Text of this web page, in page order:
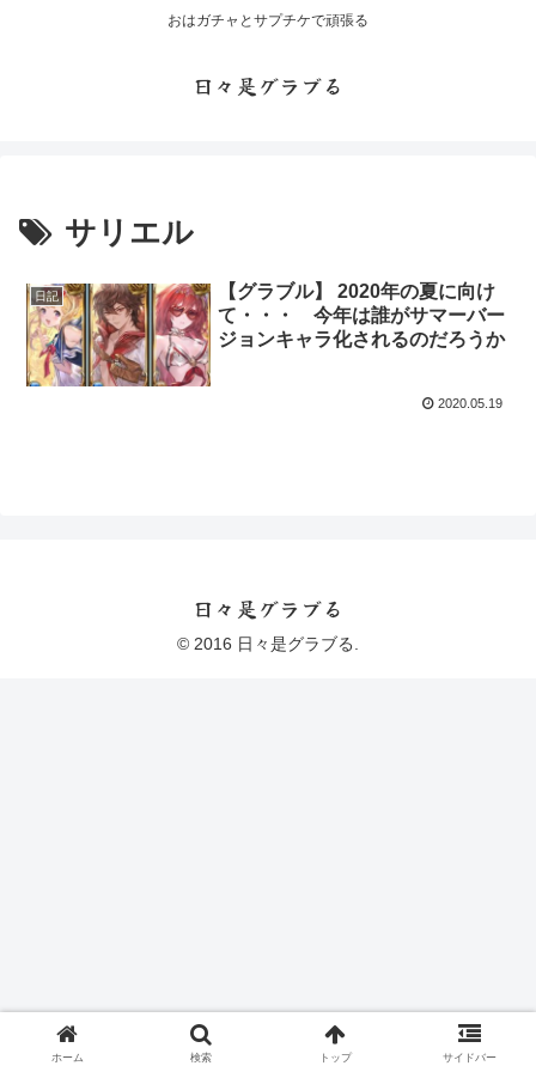
おはガチャとサプチケで頑張る
日々是グラブる
サリエル
日記
【グラブル】 2020年の夏に向け
て・・・ 今年は誰がサマーバー
ジョンキャラ化されるのだろうか
2020.05.19
日々是グラブる
© 2016 日々是グラブる.
ホーム 検索 トップ サイドバー